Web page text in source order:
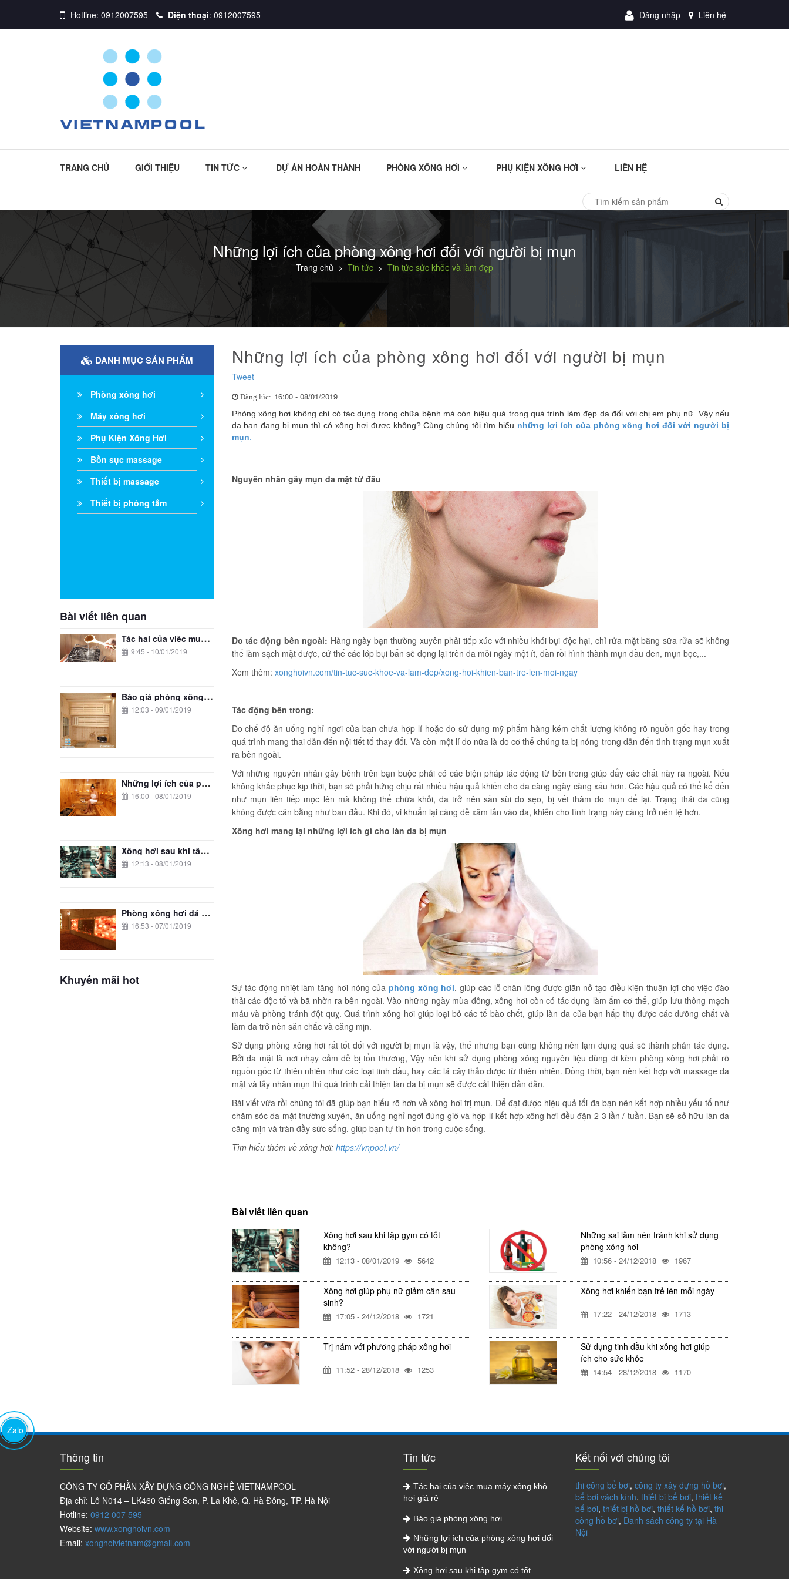
Hotline: 0912007595 Điện thoại: 0912007595 Đăng nhập Liên hệ
TRANG CHỦ GIỚI THIỆU TIN TỨC DỰ ÁN HOÀN THÀNH PHÒNG XÔNG HƠI PHỤ KIỆN XÔNG HƠI LIÊN HỆ
Những lợi ích của phòng xông hơi đối với người bị mụn
Trang chủ > Tin tức > Tin tức sức khỏe và làm đẹp
DANH MỤC SẢN PHẨM
Phòng xông hơi
Máy xông hơi
Phụ Kiện Xông Hơi
Bồn sục massage
Thiết bị massage
Thiết bị phòng tắm
Bài viết liên quan
Tác hại của việc mua máy xông khô hơi giá rẻ
9:45 - 10/01/2019
Báo giá phòng xông hơi
12:03 - 09/01/2019
Những lợi ích của phòng xông hơi đối với người bị mụn
16:00 - 08/01/2019
Xông hơi sau khi tập gym có tốt không?
12:13 - 08/01/2019
Phòng xông hơi đá muối cho spa Spafoenix
16:53 - 07/01/2019
Khuyến mãi hot
Những lợi ích của phòng xông hơi đối với người bị mụn
Tweet
Đăng lúc: 16:00 - 08/01/2019
Phòng xông hơi không chỉ có tác dụng trong chữa bệnh mà còn hiệu quả trong quá trình làm đẹp da đối với chị em phụ nữ. Vậy nếu
da bạn đang bị mụn thì có xông hơi được không? Cùng chúng tôi tìm hiểu những lợi ích của phòng xông hơi đối với người bị
mụn
Nguyên nhân gây mụn da mặt từ đâu
Do tác động bên ngoài: Hàng ngày bạn thường xuyên phải tiếp xúc với nhiều khói bụi độc hại, chỉ rửa mặt bằng sữa rửa sẽ không
thể làm sạch mặt được, cứ thế các lớp bụi bẩn sẽ đọng lại trên da mỗi ngày một ít, dần rồi hình thành mụn đầu đen, mụn bọc,...
Xem thêm: xonghoivn.com/tin-tuc-suc-khoe-va-lam-dep/xong-hoi-khien-ban-tre-len-moi-ngay
Tác động bên trong:
Do chế độ ăn uống nghỉ ngơi của bạn chưa hợp lí hoặc do sử dụng mỹ phẩm hàng kém chất lượng không rõ nguồn gốc hay trong
quá trình mang thai dẫn đến nội tiết tố thay đổi. Và còn một lí do nữa là do cơ thể chúng ta bị nóng trong dẫn đến tình trạng mụn xuất
ra bên ngoài.
Với những nguyên nhân gây bênh trên bạn buộc phải có các biện pháp tác động từ bên trong giúp đẩy các chất này ra ngoài. Nếu
không khắc phục kịp thời, bạn sẽ phải hứng chịu rất nhiều hậu quả khiến cho da càng ngày càng xấu hơn. Các hậu quả có thể kể đến
như mụn liên tiếp mọc lên mà không thể chữa khỏi, da trở nên sần sùi do sẹo, bị vết thâm do mụn để lại. Trạng thái da cũng
không được cân bằng như ban đầu. Khi đó, vi khuẩn lại càng dễ xâm lấn vào da, khiến cho tình trạng này càng trở nên tệ hơn.
Xông hơi mang lại những lợi ích gì cho làn da bị mụn
Sự tác động nhiệt làm tăng hơi nóng của phòng xông hơi, giúp các lỗ chân lông được giãn nở tạo điều kiện thuận lợi cho việc đào
thải các độc tố và bã nhờn ra bên ngoài. Vào những ngày mùa đông, xông hơi còn có tác dụng làm ấm cơ thể, giúp lưu thông mạch
máu và phòng tránh đột quỵ. Quá trình xông hơi giúp loại bỏ các tế bào chết, giúp làn da của bạn hấp thụ được các dưỡng chất và
làm da trở nên săn chắc và căng mịn.
Sử dụng phòng xông hơi rất tốt đối với người bị mụn là vậy, thế nhưng bạn cũng không nên lạm dụng quá sẽ thành phản tác dụng.
Bởi da mặt là nơi nhạy cảm dễ bị tổn thương, Vậy nên khi sử dụng phòng xông nguyên liệu dùng đi kèm phòng xông hơi phải rõ
nguồn gốc từ thiên nhiên như các loại tinh dầu, hay các lá cây thảo dược từ thiên nhiên. Đồng thời, bạn nên kết hợp với massage da
mặt và lấy nhân mụn thì quá trình cải thiện làn da bị mụn sẽ được cải thiện dần dần.
Bài viết vừa rồi chúng tôi đã giúp bạn hiểu rõ hơn về xông hơi trị mụn. Để đạt được hiệu quả tối đa bạn nên kết hợp nhiều yếu tố như
chăm sóc da mặt thường xuyên, ăn uống nghỉ ngơi đúng giờ và hợp lí kết hợp xông hơi đều đặn 2-3 lần / tuần. Bạn sẽ sở hữu làn da
căng mịn và tràn đầy sức sống, giúp bạn tự tin hơn trong cuộc sống.
Tìm hiểu thêm về xông hơi: https://vnpool.vn/
Bài viết liên quan
Xông hơi sau khi tập gym có tốt
không?
12:13 - 08/01/2019 5642
Những sai lầm nên tránh khi sử dụng
phòng xông hơi
10:56 - 24/12/2018 1967
Xông hơi giúp phụ nữ giảm cân sau
sinh?
17:05 - 24/12/2018 1721
Xông hơi khiến bạn trẻ lên mỗi ngày
17:22 - 24/12/2018 1713
Trị nám với phương pháp xông hơi
11:52 - 28/12/2018 1253
Sử dụng tinh dầu khi xông hơi giúp
ích cho sức khỏe
14:54 - 28/12/2018 1170
Thông tin
CÔNG TY CỔ PHẦN XÂY DỰNG CÔNG NGHỆ VIETNAMPOOL
Địa chỉ: Lô N014 – LK460 Giếng Sen, P. La Khê, Q. Hà Đông, TP. Hà Nội
Hotline: 0912 007 595
Website: www.xonghoivn.com
Email: xonghoivietnam@gmail.com
Tin tức
Tác hại của việc mua máy xông khô
hơi giá rẻ
Báo giá phòng xông hơi
Những lợi ích của phòng xông hơi đối
với người bị mụn
Xông hơi sau khi tập gym có tốt
Kết nối với chúng tôi
thi công bể bơi, công ty xây dựng hồ bơi,
bể bơi vách kính, thiết bị bể bơi, thiết kế
bể bơi, thiết bị hồ bơi, thiết kế hồ bơi, thi
công hồ bơi, Danh sách công ty tại Hà
Nội
Zalo